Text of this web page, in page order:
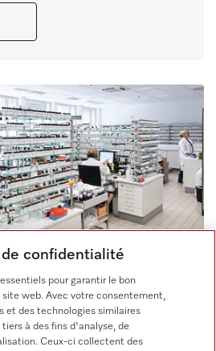
confidentialité
pour garantir le bon
web. Avec votre consentement,
et des technologies similaires
à des fins d'analyse, de
Ceux-ci collectent des